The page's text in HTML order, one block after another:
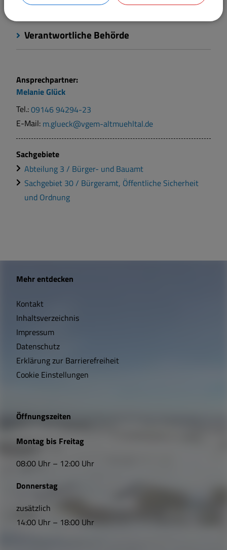
Verantwortliche Behörde
Ansprechpartner:
MelanieGlück
Tel.:09146 94294-23
E-Mail: m.glueck@vgem-altmuehltal.de
Sachgebiete
Abteilung 3 / Bürger- und Bauamt
Sachgebiet 30 / Bürgeramt, Öffentliche Sicherheit
und Ordnung
W
c
h
t
i
e
L
n
k
s
Mehr entdecken
Kontakt
Inhaltsverzeichnis
Impressum
Datenschutz
Erklärung zur Barrierefreiheit
Cookie Einstellungen
Öffnungszeiten
Montag bis Freitag
08:00 Uhr – 12:00 Uhr
Donnerstag
zusätzlich
14:00 Uhr – 18:00 Uhr